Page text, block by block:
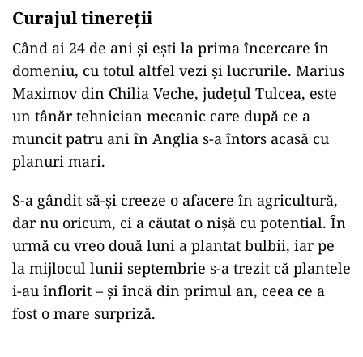
Curajul tinereții
Când ai 24 de ani și ești la prima încercare în
domeniu, cu totul altfel vezi și lucrurile. Marius
Maximov din Chilia Veche, județul Tulcea, este
un tânăr tehnician mecanic care după ce a
muncit patru ani în Anglia s-a întors acasă cu
planuri mari.
S-a gândit să-și creeze o afacere în agricultură,
dar nu oricum, ci a căutat o nișă cu potential. În
urmă cu vreo două luni a plantat bulbii, iar pe
la mijlocul lunii septembrie s-a trezit că plantele
i-au înflorit – și încă din primul an, ceea ce a
fost o mare surpriză.